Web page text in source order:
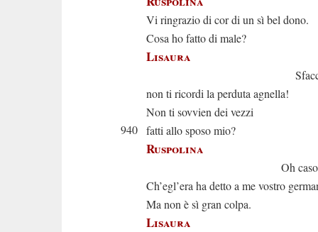
Vi ringrazio di cor di un sì bel dono.
Cosa ho fatto di male?
Lisaura
non ti ricordi la perduta agnella!
Non ti sovvien dei vezzi
940 fatti allo sposo mio?
Ruspolina
Oh caso
Ch’egl’era ha detto a me vostro
Ma non è sì gran colpa.
Lisaura